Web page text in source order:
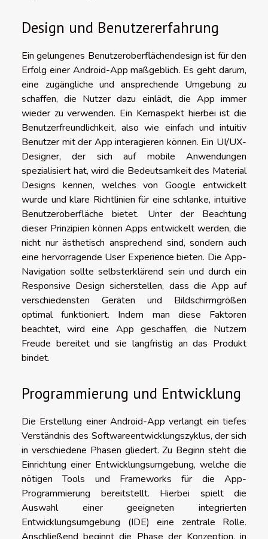
Design und Benutzererfahrung
Ein gelungenes Benutzeroberflächendesign ist für den
Erfolg einer Android-App maßgeblich. Es geht darum,
eine zugängliche und ansprechende Umgebung zu
schaffen, die Nutzer dazu einlädt, die App immer
wieder zu verwenden. Ein Kernaspekt hierbei ist die
Benutzerfreundlichkeit, also wie einfach und intuitiv
Benutzer mit der App interagieren können. Ein UI/UX-
Designer, der sich auf mobile Anwendungen
spezialisiert hat, wird die Bedeutsamkeit des Material
Designs kennen, welches von Google entwickelt
wurde und klare Richtlinien für eine schlanke, intuitive
Benutzeroberfläche bietet. Unter der Beachtung
dieser Prinzipien können Apps entwickelt werden, die
nicht nur ästhetisch ansprechend sind, sondern auch
eine hervorragende User Experience bieten. Die App-
Navigation sollte selbsterklärend sein und durch ein
Responsive Design sicherstellen, dass die App auf
verschiedensten Geräten und Bildschirmgrößen
optimal funktioniert. Indem man diese Faktoren
beachtet, wird eine App geschaffen, die Nutzern
Freude bereitet und sie langfristig an das Produkt
bindet.
Programmierung und Entwicklung
Die Erstellung einer Android-App verlangt ein tiefes
Verständnis des Softwareentwicklungszyklus, der sich
in verschiedene Phasen gliedert. Zu Beginn steht die
Einrichtung einer Entwicklungsumgebung, welche die
nötigen Tools und Frameworks für die App-
Programmierung bereitstellt. Hierbei spielt die
Auswahl einer geeigneten integrierten
Entwicklungsumgebung (IDE) eine zentrale Rolle.
Anschließend beginnt die Phase der Konzeption, in